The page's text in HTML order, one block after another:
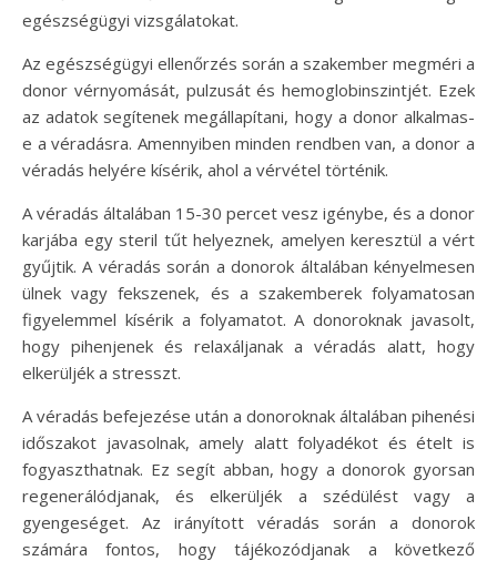
egészségügyi vizsgálatokat.
Az egészségügyi ellenőrzés során a szakember megméri a
donor vérnyomását, pulzusát és hemoglobinszintjét. Ezek
az adatok segítenek megállapítani, hogy a donor alkalmas-
e a véradásra. Amennyiben minden rendben van, a donor a
véradás helyére kísérik, ahol a vérvétel történik.
A véradás általában 15-30 percet vesz igénybe, és a donor
karjába egy steril tűt helyeznek, amelyen keresztül a vért
gyűjtik. A véradás során a donorok általában kényelmesen
ülnek vagy fekszenek, és a szakemberek folyamatosan
figyelemmel kísérik a folyamatot. A donoroknak javasolt,
hogy pihenjenek és relaxáljanak a véradás alatt, hogy
elkerüljék a stresszt.
A véradás befejezése után a donoroknak általában pihenési
időszakot javasolnak, amely alatt folyadékot és ételt is
fogyaszthatnak. Ez segít abban, hogy a donorok gyorsan
regenerálódjanak, és elkerüljék a szédülést vagy a
gyengeséget. Az irányított véradás során a donorok
számára fontos, hogy tájékozódjanak a következő